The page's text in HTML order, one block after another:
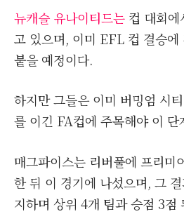
뉴캐슬 유나이티드는 컵 대회
고 있으며, 이미 EFL 컵 결승에
붙을 예정이다.
하지만 그들은 이미 버밍엄 시
를 이긴 FA컵에 주목해야 이
매그파이스는 리버풀에 프리미
한 뒤 이 경기에 나섰으며, 그
지하며 상위 4개 팀과 승점 3점